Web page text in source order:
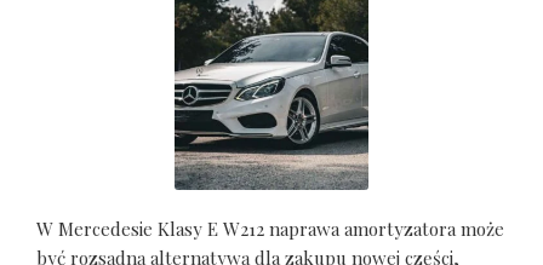
W Mercedesie Klasy E W212 naprawa amortyzatora może
być rozsądną alternatywą dla zakupu nowej części,